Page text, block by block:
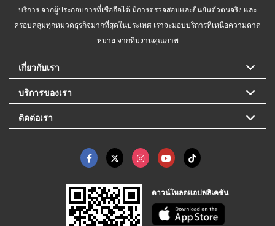
บริการ จากผู้ประกอบการที่เชื่อถือได้ มีการตรวจสอบและยืนยันตัวตนจริง และ
ครอบคลุมทุกหมวดธุรกิจมากที่สุดในประเทศ เราจะมอบบริการที่เหนือความคาด
หมาย จากทีมงานคุณภาพ
เกี่ยวกับเรา
บริการของเรา
ติดต่อเรา
ดาวน์โหลดแอปพลิเคชัน